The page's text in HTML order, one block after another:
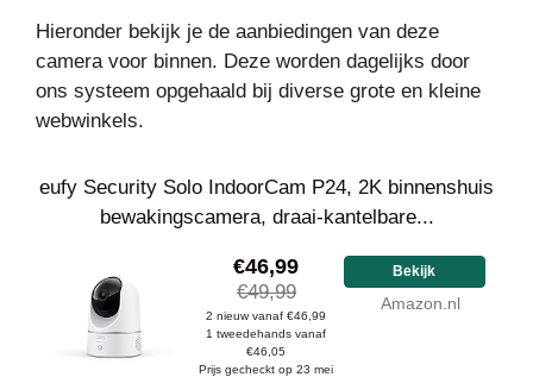
Hieronder bekijk je de aanbiedingen van deze
camera voor binnen. Deze worden dagelijks door
ons systeem opgehaald bij diverse grote en kleine
webwinkels.
eufy Security Solo IndoorCam P24, 2K binnenshuis
bewakingscamera, draai-kantelbare...
€46,99
€49,99
2 nieuw vanaf €46,99
1 tweedehands vanaf
€46,05
Prijs gecheckt op 23 mei
Bekijk
Amazon.nl